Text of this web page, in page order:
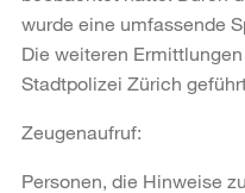
wurde eine umfassende
Die weiteren
Stadtpolizei Zürich
Zeugenaufruf:
Personen, die Hinweise